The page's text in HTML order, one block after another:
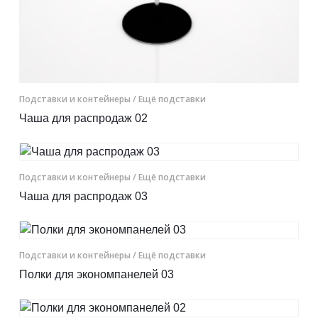
Подставки и контейнеры / Ещё подставки
Чаша для распродаж 02
Подставки и контейнеры / Ещё подставки
Чаша для распродаж 03
Подставки и контейнеры / Ещё подставки
Полки для экономпанелей 03